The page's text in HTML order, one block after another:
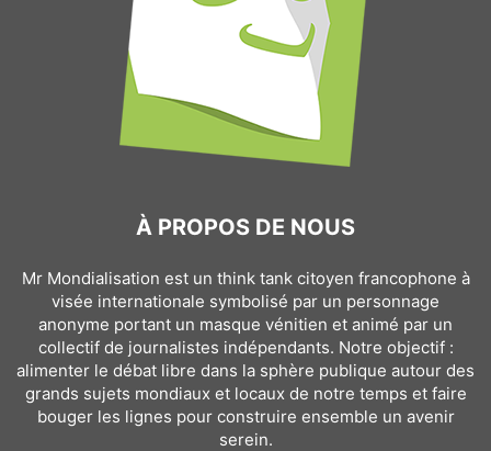
À PROPOS DE NOUS
Mr Mondialisation est un think tank citoyen francophone à
visée internationale symbolisé par un personnage
anonyme portant un masque vénitien et animé par un
collectif de journalistes indépendants. Notre objectif :
alimenter le débat libre dans la sphère publique autour des
grands sujets mondiaux et locaux de notre temps et faire
bouger les lignes pour construire ensemble un avenir
serein.